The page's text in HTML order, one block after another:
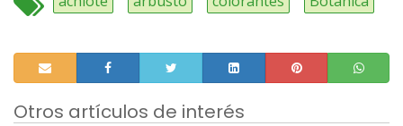
Otros artículos de interés